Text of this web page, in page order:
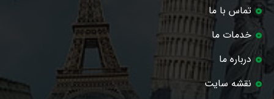
تماس با ما
خدمات ما
درباره ما
نقشه سایت